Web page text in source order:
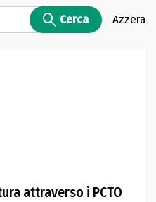
Cerca Azzera
attraverso i PCTO